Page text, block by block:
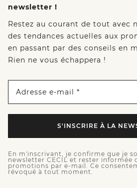
newsletter !
Restez au courant de tout avec
des tendances actuelles aux
en passant par des conseils en
Rien ne vous échappera !
Adresse e-mail *
S'INSCRIRE À LA
En m'inscrivant, je confirme que je
newsletter CECIL et rester informée
promotions par e-mail. Ce
révoqué à tout moment.